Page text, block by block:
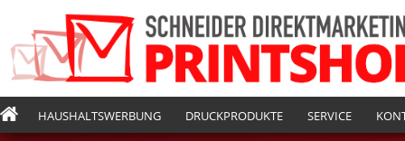
HAUSHALTSWERBUNG DRUCKPRODUKTE SERVICE